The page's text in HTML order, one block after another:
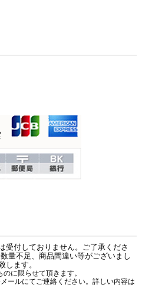
受付しておりません。ご了承くださ
量不足、商品間違い等がございまし
します。
に限らせて頂きます。
ールにてご連絡ください。詳しい内容は